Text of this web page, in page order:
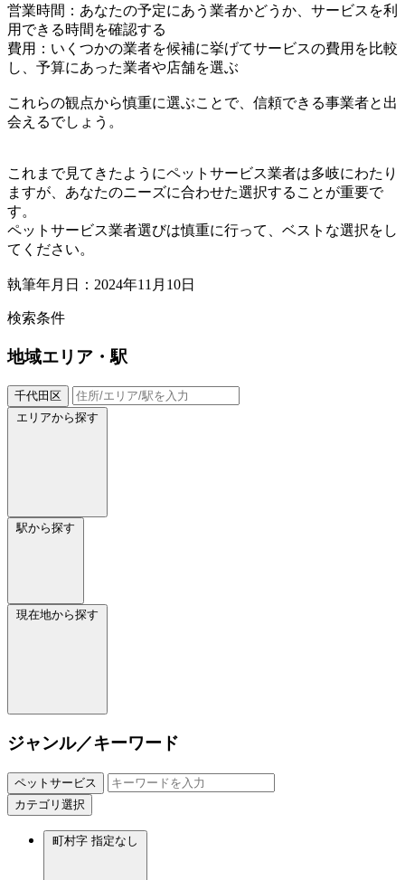
営業時間：あなたの予定にあう業者かどうか、サービスを利
用できる時間を確認する
費用：いくつかの業者を候補に挙げてサービスの費用を比較
し、予算にあった業者や店舗を選ぶ
これらの観点から慎重に選ぶことで、信頼できる事業者と出
会えるでしょう。
これまで見てきたようにペットサービス業者は多岐にわたり
ますが、あなたのニーズに合わせた選択することが重要で
す。
ペットサービス業者選びは慎重に行って、ベストな選択をし
てください。
執筆年月日：2024年11月10日
検索条件
地域エリア・駅
千代田区
エリアから探す
駅から探す
現在地から探す
ジャンル／キーワード
ペットサービス
カテゴリ選択
町村字 指定なし